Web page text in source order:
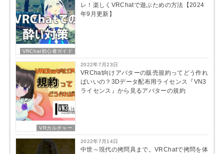
VRChat初心者ガイド
レ！楽しくVRChatで遊ぶための方法【2024
年9月更新】
VRカルチャー
2022年7月23日
VRChat向けアバターの販売規約ってどう作れ
ばいいの？3Dデータ配布用ライセンス『VN3
ライセンス』から見るアバターの規約
2022年7月14日
中世～現代の拷問具まで。VRChatで拷問を体